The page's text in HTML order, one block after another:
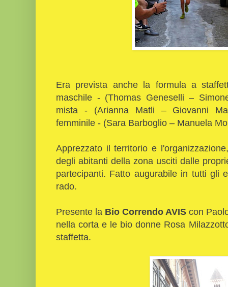
Era prevista anche la formula a
maschile - (Thomas Geneselli –
mista - (Arianna Matli – Giovanni
femminile - (Sara Barboglio – Manuela
Apprezzato il territorio e
degli abitanti della zona usciti dalle
partecipanti. Fatto augurabile in tutti gli
rado.
Presente la Bio Correndo AVIS con
nella corta e le bio donne Rosa
staffetta.